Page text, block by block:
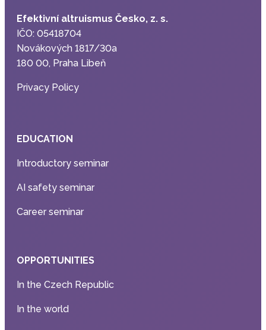
Efektivní altruismus Česko, z. s.
IČO: 05418704
Novákových 1817/30a
180 00, Praha Libeň
Privacy Policy
EDUCATION
Introductory seminar
AI safety seminar
Career seminar
OPPORTUNITIES
In the Czech Republic
In the world